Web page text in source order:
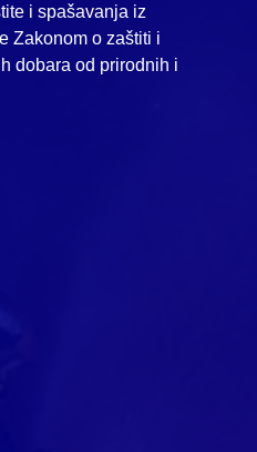
i spašavanja iz
Zakonom o zaštiti i
dobara od prirodnih i